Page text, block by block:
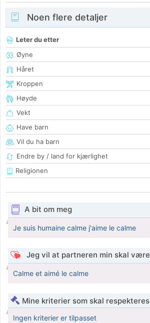
Noen flere detaljer
Leter du etter
Øyne
Håret
Kroppen
Høyde
Vekt
Have barn
Vil du ha barn
Endre by / land for kjærlighet
Religionen
A bit om meg
Je suis humaine calme j'aime le calme
Jeg vil at partneren min skal være
Calme et aimé le calme
Mine kriterier som skal respekteres
Ingen kriterier er tilpasset